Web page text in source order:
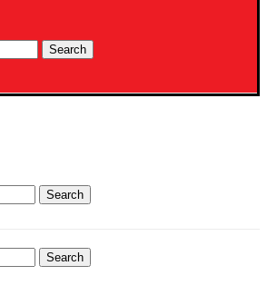
Search
Search
Search